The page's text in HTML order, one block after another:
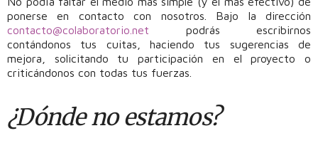
ponerse en contacto con nosotros. Bajo la dirección
contacto@colaboratorio.net podrás escribirnos
contándonos tus cuitas, haciendo tus sugerencias de
mejora, solicitando tu participación en el proyecto o
criticándonos con todas tus fuerzas.
¿Dónde no estamos?